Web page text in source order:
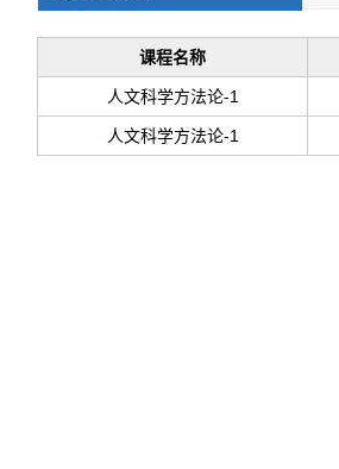
课程名称
人文科学方法论-1
人文科学方法论-1